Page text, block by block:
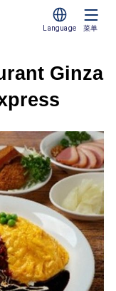
Language 菜单
Ginza